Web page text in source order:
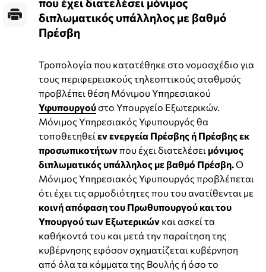
διπλωματικός υπάλληλος με βαθμό
Πρέσβη
Τροπολογία που κατατέθηκε στο νομοσχέδιο για
τους περιφερειακούς τηλεοπτικούς σταθμούς
προβλέπει θέση Μόνιμου Υπηρεσιακού
Υφυπουργούστο Υπουργείο Εξωτερικών.
Mόνιμος Υπηρεσιακός Υφυπουργός θα
τοποθετηθεί εν ενεργεία Πρέσβης ή Πρέσβης εκ
προσωπικοτήτωνπου έχει διατελέσει μόνιμος
διπλωματικός υπάλληλος με βαθμό Πρέσβη.Ο
Μόνιμος Υπηρεσιακός Υφυπουργός προβλέπεται
ότι έχει τις αρμοδιότητες που του ανατίθενται με
κοινή απόφαση του Πρωθυπουργού και του
Υπουργού των Εξωτερικών και ασκεί τα
καθήκοντά του και μετά την παραίτηση της
κυβέρνησης εφόσον σχηματίζεται κυβέρνηση
από όλα τα κόμματα της Βουλής ή όσο το